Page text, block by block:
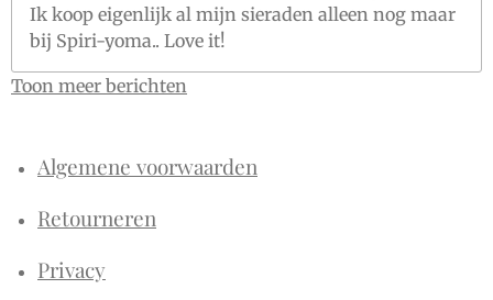
Ik koop eigenlijk al mijn sieraden alleen nog maar
bij Spiri-yoma.. Love it!
Toon meer berichten
Algemene voorwaarden
Retourneren
Privacy